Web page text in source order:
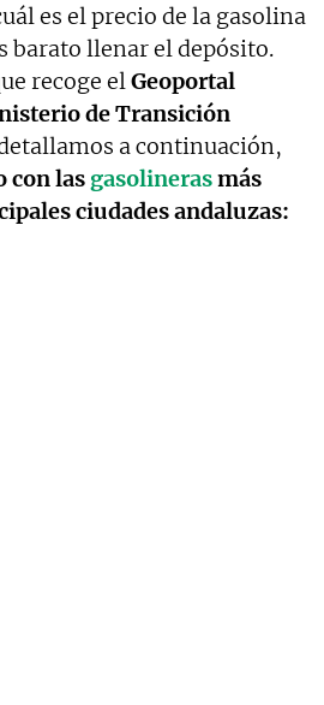
es el precio de la gasolina
barato llenar el depósito.
recoge elGeoportal
de Transición
a continuación,
con las gasolinerasmás
ciudades andaluzas: